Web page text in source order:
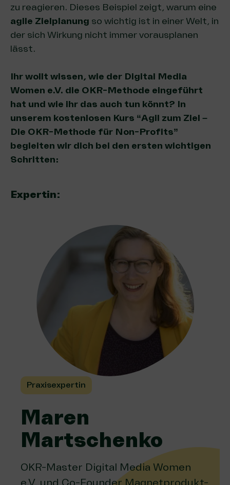
zu reagieren. Dieses Beispiel zeigt, warum eine
agile Zielplanung so wichtig ist in einer Welt, in
der sich Wirkung nicht immer vorausplanen
lässt.
Ihr wollt wissen, wie der Digital Media
Women e.V. die OKR-Methode eingeführt
hat und wie ihr das auch tun könnt? In
unserem kostenlosen Kurs “Agil zum Ziel –
Die OKR-Methode für Non-Profits”
begleiten wir dich bei den ersten wichtigen
Schritten:
Expertin:
Praxisexpertin
Maren
Martschenko
OKR-Master Digital Media Women